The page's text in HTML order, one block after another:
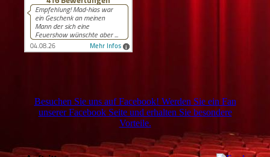
Besuchen Sie uns auf Facebook! Werden Sie ein Fan
unserer Facebook Seite und erhalten Sie besondere
Vorteile.